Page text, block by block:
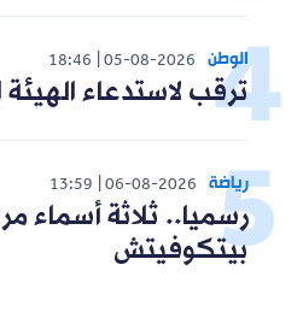
الوطن 05-08-2026
18:46
ترقب لاستدعاء الهيئة
رياضة 06-08-2026
13:59
رسميا.. ثلاثة أسماء
بيتكوفيتش